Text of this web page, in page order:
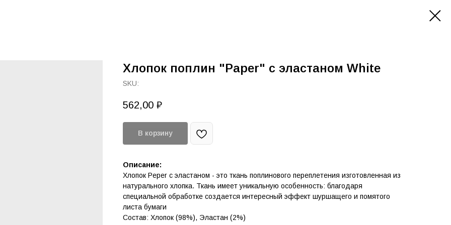
Хлопок поплин "Paper" с эластаном White
SKU:
562,00 ₽
В корзину
Описание:
Хлопок Peper с эластаном - это ткань поплинового переплетения изготовленная из
натурального хлопка. Ткань имеет уникальную особенность: благодаря
специальной обработке создается интересный эффект шуршащего и помятого
листа бумаги
Состав: Хлопок (98%), Эластан (2%)